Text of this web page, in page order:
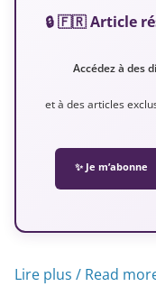
🔒 🇫🇷 Article
Accédez à des
et à des articles
✨ Je m’abonne
Lire plus / Read